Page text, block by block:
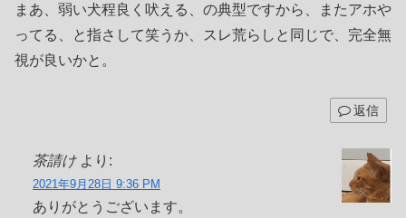
まあ、弱い犬程良く吠える、の典型ですから、またアホや
ってる、と指さして笑うか、スレ荒らしと同じで、完全無
視が良いかと。
返信
茶請け より:
2021年9月28日 9:36 PM
ありがとうございます。